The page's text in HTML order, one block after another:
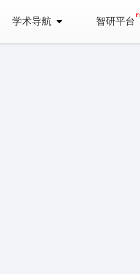
学术导航 智研平台